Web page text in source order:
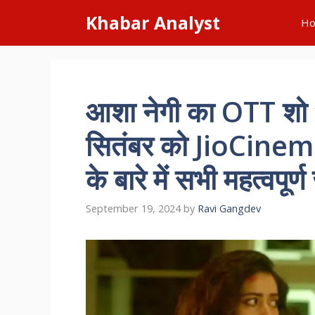
content
Khabar Analyst
आशा नेगी का OTT शो
सितंबर को
के बारे में सभी महत्वपूर्ण
September 19, 2024 by Ravi Gangdev